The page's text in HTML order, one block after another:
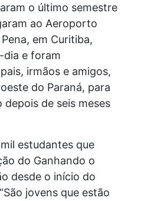
o último semestre
ao Aeroporto
em Curitiba,
dia e foram
irmãos e amigos,
do Paraná, para
de seis meses
estudantes que
do Ganhando o
desde o início do
jovens que estão